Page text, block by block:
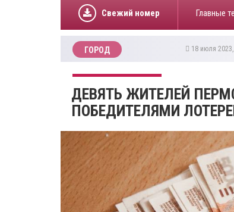
Свежий номер Главные
ГОРОД 18 июля
​ДЕВЯТЬ ЖИТЕЛЕЙ
ПОБЕДИТЕЛЯМИ